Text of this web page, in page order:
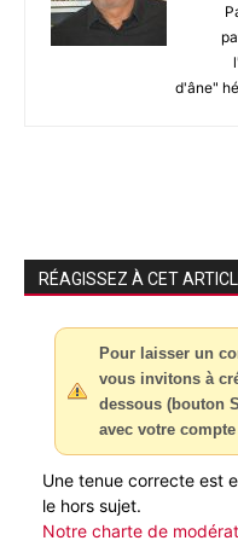
d'âne"
RÉAGISSEZ À CET
Pour laisser un
vous invitons à
dessous (bouton
avec votre
Une tenue correcte est
le hors sujet.
Notre charte de